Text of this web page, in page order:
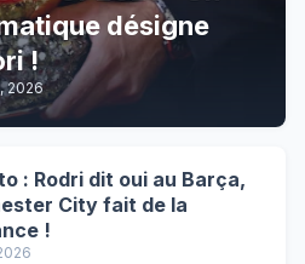
désigne
!
2026
: Rodri dit oui au Barça,
City fait de la
!